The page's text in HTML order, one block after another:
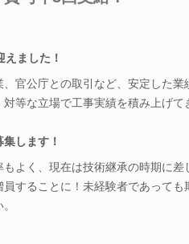
ました！
官公庁との取引など、安定した
等な立場で工事実績を積み上げて
します！
もよく、現在は技術継承の時期に
することに！未経験者であっても